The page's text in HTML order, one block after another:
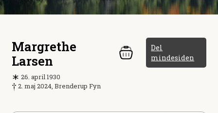
Margrethe
Larsen
Del
mindesiden
26. april 1930
2. maj 2024, Brenderup Fyn